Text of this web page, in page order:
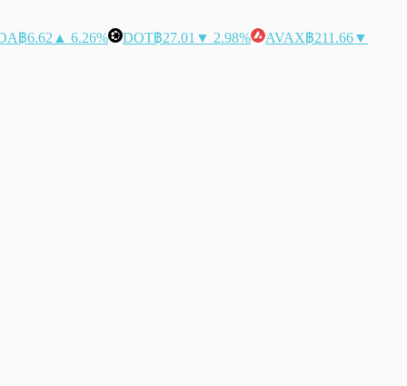
฿6.62 ▲ 6.26% DOT฿27.01 ▼ 2.98% AVAX฿211.66▼